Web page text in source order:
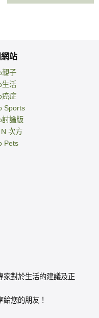
家對於生活的建議及正
您的朋友！
站
親子
生活
癌症
Sports
討論版
次方
Pets